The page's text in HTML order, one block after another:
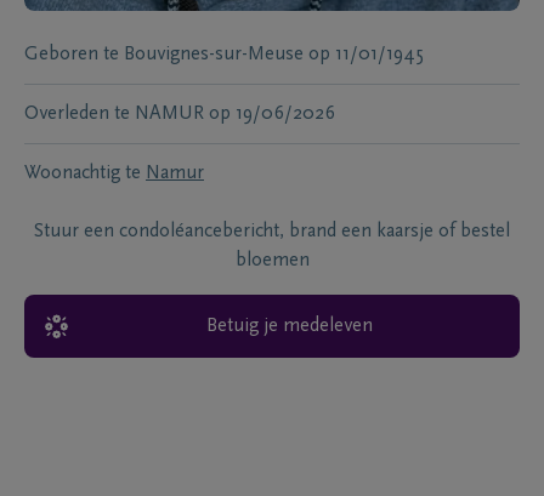
Geboren te Bouvignes-sur-Meuse op 11/01/1945
Overleden te NAMUR op 19/06/2026
Woonachtig te Namur
Stuur een condoléancebericht, brand een kaarsje of bestel
bloemen
Betuig je medeleven